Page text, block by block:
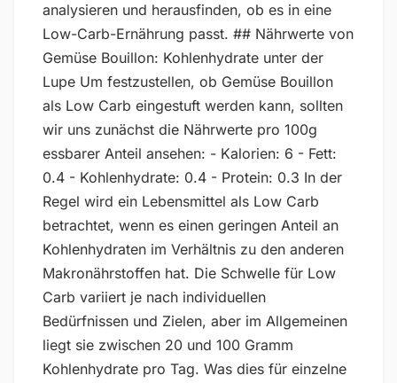
analysieren und herausfinden, ob es in eine
Low-Carb-Ernährung passt. ## Nährwerte von
Gemüse Bouillon: Kohlenhydrate unter der
Lupe Um festzustellen, ob Gemüse Bouillon
als Low Carb eingestuft werden kann, sollten
wir uns zunächst die Nährwerte pro 100g
essbarer Anteil ansehen: - Kalorien: 6 - Fett:
0.4 - Kohlenhydrate: 0.4 - Protein: 0.3 In der
Regel wird ein Lebensmittel als Low Carb
betrachtet, wenn es einen geringen Anteil an
Kohlenhydraten im Verhältnis zu den anderen
Makronährstoffen hat. Die Schwelle für Low
Carb variiert je nach individuellen
Bedürfnissen und Zielen, aber im Allgemeinen
liegt sie zwischen 20 und 100 Gramm
Kohlenhydrate pro Tag. Was dies für einzelne